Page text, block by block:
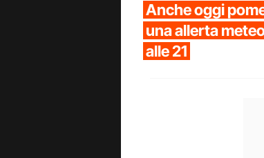
Anche oggi
una allerta
alle 21